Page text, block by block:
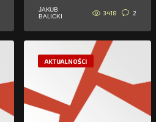
JAKUB
BALICKI
3418 2
AKTUALNOŚCI